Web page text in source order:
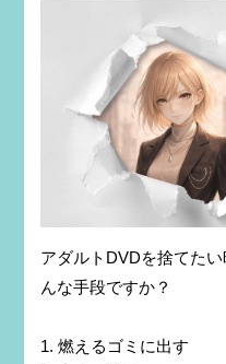
アダルトDVDを捨てた
んな手段ですか？
1. 燃えるゴミに出す